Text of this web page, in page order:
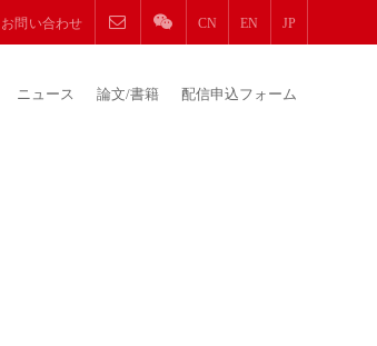
お問い合わせ CN EN JP
ニュース 論文/書籍 配信申込フォーム